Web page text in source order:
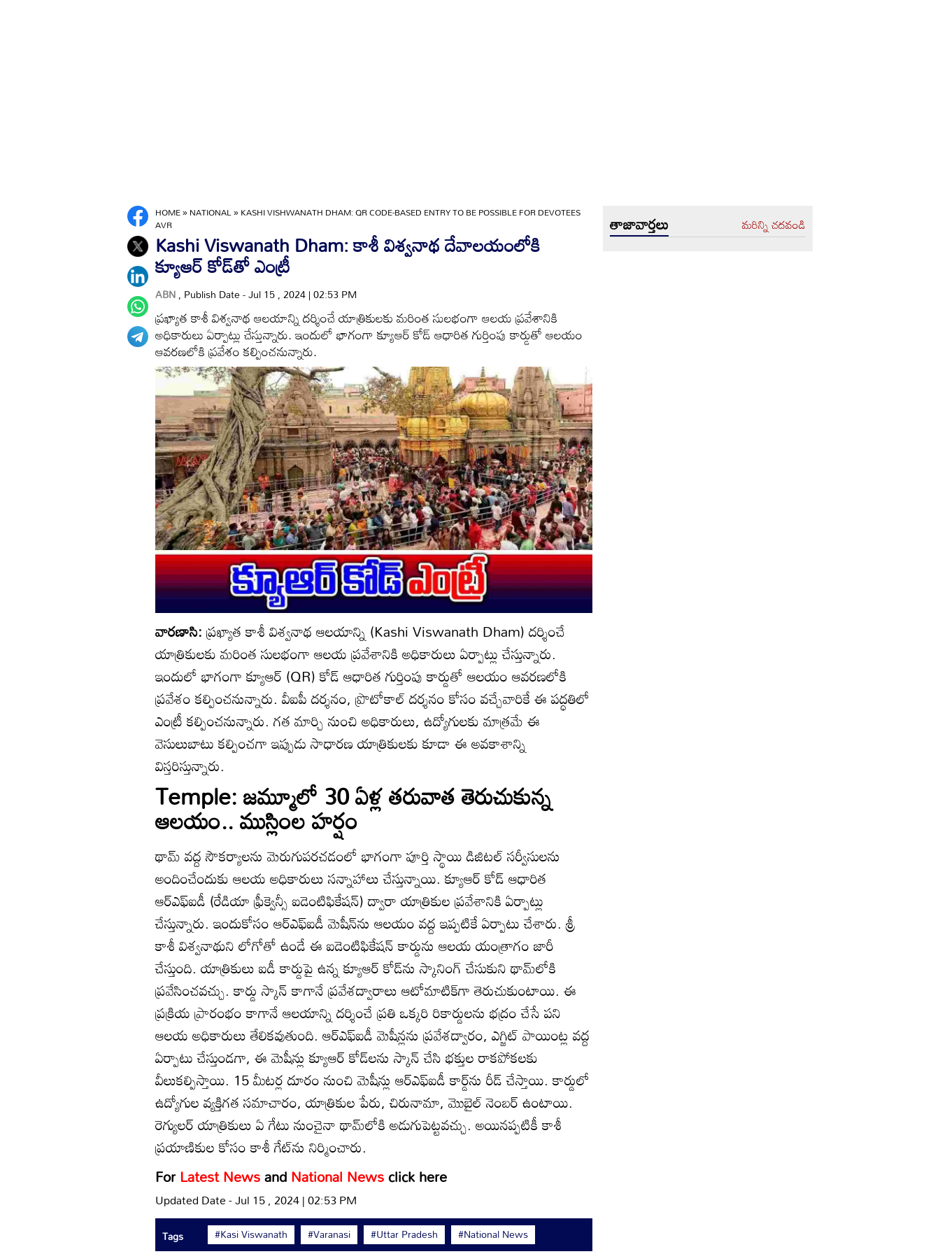
HOME»NATIONAL»KASHI VISHWANATH DHAM: QR CODE-BASED ENTRY TO BE POSSIBLE FOR DEVOTEES
AVR
Kashi Viswanath Dham: కాశీ విశ్వనాథ దేవాలయంలోకి
క్యూఆర్ కోడ్‌తో ఎంట్రీ
ABN, Publish Date - Jul 15 , 2024 | 02:53 PM
ప్రఖ్యాత కాశీ విశ్వనాథ ఆలయాన్ని దర్శించే యాత్రికులకు మరింత సులభంగా ఆలయ ప్రవేశానికి
అధికారులు ఏర్పాట్లు చేస్తున్నారు. ఇందులో భాగంగా క్యూఆర్ కోడ్ ఆధారిత గుర్తింపు కార్డుతో ఆలయం
ఆవరణలోకి ప్రవేశం కల్పించనున్నారు.
వారణాసి:ప్రఖ్యాత కాశీ విశ్వనాథ ఆలయాన్ని (Kashi Viswanath Dham) దర్శించే
యాత్రికులకు మరింత సులభంగా ఆలయ ప్రవేశానికి అధికారులు ఏర్పాట్లు చేస్తున్నారు.
ఇందులో భాగంగా క్యూఆర్ (QR) కోడ్ ఆధారిత గుర్తింపు కార్డుతో ఆలయం ఆవరణలోకి
ప్రవేశం కల్పించనున్నారు. వీఐపీ దర్శనం, ప్రొటోకాల్ దర్శనం కోసం వచ్చేవారికే ఈ పద్ధతిలో
ఎంట్రీ కల్పించనున్నారు. గత మార్చి నుంచి అధికారులు, ఉద్యోగులకు మాత్రమే ఈ
వెసులుబాటు కల్పించగా ఇప్పుడు సాధారణ యాత్రికులకు కూడా ఈ అవకాశాన్ని
విస్తరిస్తున్నారు.
Temple: జమ్మూలో 30 ఏళ్ల తరువాత తెరుచుకున్న
ఆలయం.. ముస్లింల హర్షం
థామ్ వద్ద సౌకర్యాలను మెరుగుపరచడంలో భాగంగా పూర్తి స్థాయి డిజిటల్ సర్వీసులను
అందించేందుకు ఆలయ అధికారులు సన్నాహాలు చేస్తున్నాయి. క్యూఆర్ కోడ్ ఆధారిత
ఆర్ఎఫ్ఐడీ (రేడియా ఫ్రీక్వెన్సీ ఐడెంటిఫికేషన్) ద్వారా యాత్రికుల ప్రవేశానికి ఏర్పాట్లు
చేస్తున్నారు. ఇందుకోసం ఆర్ఎఫ్ఐడీ మెషీన్‌ను ఆలయం వద్ద ఇప్పటికే ఏర్పాటు చేశారు. శ్రీ
కాశీ విశ్వనాథుని లోగోతో ఉండే ఈ ఐడెంటిఫికేషన్ కార్డును ఆలయ యంత్రాగం జారీ
చేస్తుంది. యాత్రికులు ఐడీ కార్డుపై ఉన్న క్యూఆర్ కోడ్‌ను స్కానింగ్ చేసుకుని థామ్‌లోకి
ప్రవేసించవచ్చు. కార్డు స్కాన్ కాగానే ప్రవేశద్వారాలు ఆటోమాటిక్‌గా తెరుచుకుంటాయి. ఈ
ప్రక్రియ ప్రారంభం కాగానే ఆలయాన్ని దర్శించే ప్రతి ఒక్కరి రికార్డులను భద్రం చేసే పని
ఆలయ అధికారులు తేలికవుతుంది. ఆర్ఎఫ్ఐడీ మెషీన్లను ప్రవేశద్వారం, ఎగ్జిట్ పాయింట్ల వద్ద
ఏర్పాటు చేస్తుండగా, ఈ మెషీన్లు క్యూఆర్ కోడ్‌లను స్కాన్ చేసి భక్తుల రాకపోకలకు
వీలుకల్పిస్తాయి. 15 మీటర్ల దూరం నుంచి మెషీన్లు ఆర్‌ఎఫ్ఐడీ కార్డ్‌ను రీడ్ చేస్తాయి. కార్డులో
ఉద్యోగుల వ్యక్తిగత సమాచారం, యాత్రికుల పేరు, చిరునామా, మొబైల్ నెంబర్ ఉంటాయి.
రెగ్యులర్ యాత్రికులు ఏ గేటు నుంచైనా థామ్‌లోకి అడుగుపెట్టవచ్చు. అయినప్పటికీ కాశీ
ప్రయాణికుల కోసం కాశీ గేట్‌ను నిర్మించారు.
ForLatest NewsandNational Newsclick here
Updated Date - Jul 15 , 2024 | 02:53 PM
Tags #Kasi Viswanath #Varanasi #Uttar Pradesh #National News
తాజావార్తలు మరిన్ని చదవండి